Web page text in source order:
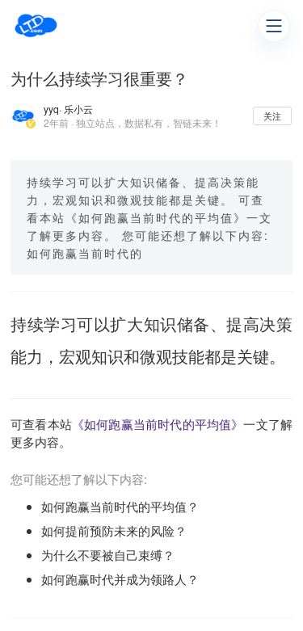
为什么持续学习很重要？
yyq· 乐小云
2年前 · 独立站点，数据私有，智链未来！
关注
持续学习可以扩大知识储备、提高决策能
力，宏观知识和微观技能都是关键。 可查
看本站《如何跑赢当前时代的平均值》一文
了解更多内容。 您可能还想了解以下内容:
如何跑赢当前时代的
持续学习可以扩大知识储备、提高决策
能力，宏观知识和微观技能都是关键。
可查看本站《如何跑赢当前时代的平均值》一文了解
更多内容。
您可能还想了解以下内容:
如何跑赢当前时代的平均值？
如何提前预防未来的风险？
为什么不要被自己束缚？
如何跑赢时代并成为领路人？